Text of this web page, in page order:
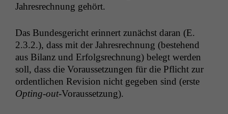
Jahres­rech­nung gehört.
Das Bun­des­gericht erin­nert zunächst daran (E.
2.3.2.), dass mit der Jahres­rech­nung (beste­hend
aus Bilanz und Erfol­gsrech­nung) belegt wer­den
soll, dass die Voraus­set­zun­gen für die Pflicht zur
ordentlichen Revi­sion nicht gegeben sind (erste
Opt­ing-out-Voraus­set­zung).